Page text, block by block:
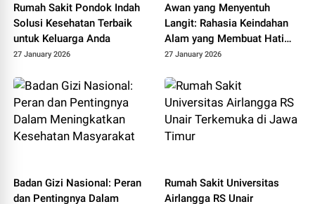
Rumah Sakit Pondok Indah
Solusi Kesehatan Terbaik
untuk Keluarga Anda
27 January 2026
Awan yang Menyentuh
Langit: Rahasia Keindahan
Alam yang Membuat Hati
Tenang
27 January 2026
Badan Gizi Nasional: Peran
dan Pentingnya Dalam
Rumah Sakit Universitas
Airlangga RS Unair